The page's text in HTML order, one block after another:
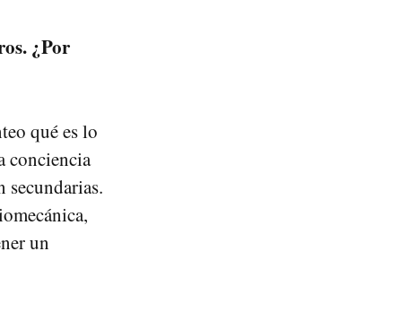
¿Por
qué es lo
conciencia
secundarias.
un